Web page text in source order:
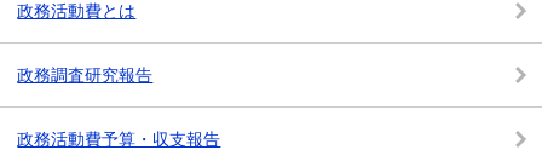
政務活動費とは
政務調査研究報告
政務活動費予算・収支報告